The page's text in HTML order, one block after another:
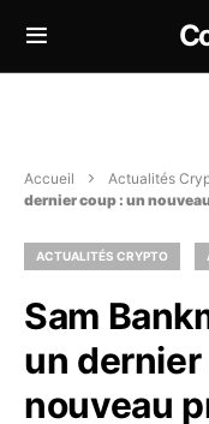
Accueil Actualités
dernier coup : un
ACTUALITÉS CRYPTO
Sam
un dernier
nouveau